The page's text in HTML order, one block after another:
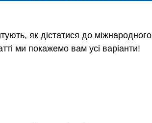
як дістатися до міжнародного
ми покажемо вам усі варіанти!